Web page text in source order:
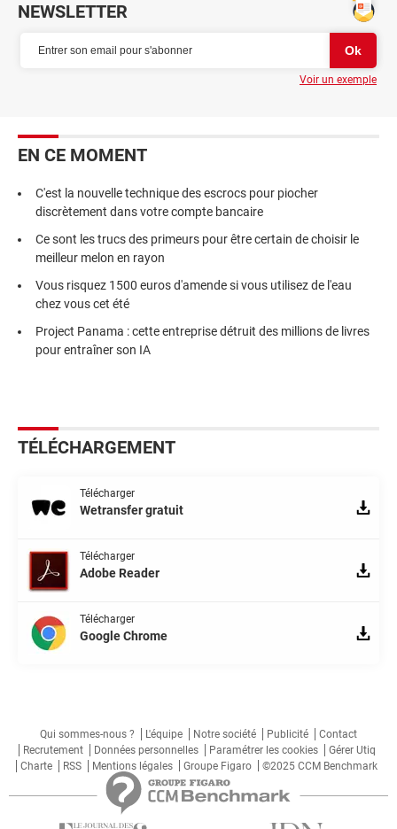
NEWSLETTER
Voir un exemple
EN CE MOMENT
C'est la nouvelle technique des escrocs pour piocher
discrètement dans votre compte bancaire
Ce sont les trucs des primeurs pour être certain de choisir le
meilleur melon en rayon
Vous risquez 1500 euros d'amende si vous utilisez de l'eau
chez vous cet été
Project Panama : cette entreprise détruit des millions de livres
pour entraîner son IA
TÉLÉCHARGEMENT
Télécharger
Wetransfer gratuit
Télécharger
Adobe Reader
Télécharger
Google Chrome
Qui sommes-nous ? L'équipe Notre société Publicité
Contact
Recrutement
Données personnelles Paramétrer les cookies
Gérer Utiq
Charte
RSS Mentions légales Groupe Figaro ©2025 CCM Benchmark